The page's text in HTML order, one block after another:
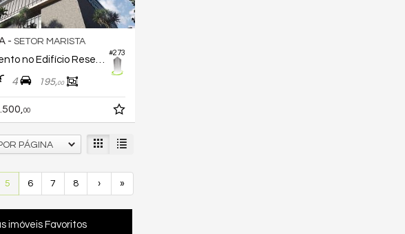
#273
- SETOR MARISTA
Apartamento no Edifício Reserva Harbo
4 195,00
00
PÁGINA
5 6 7 8 › »
imóveis Favoritos